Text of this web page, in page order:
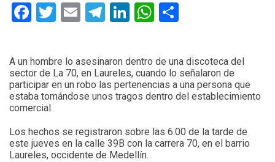
Facebook
Twitter
EmailTelegram
LinkedIn
WhatsApp
A un hombre lo asesinaron dentro de una discoteca del
sector de La 70, en Laureles, cuando lo señalaron de
participar en un robo las pertenencias a una persona que
estaba tomándose unos tragos dentro del establecimiento
comercial.
Los hechos se registraron sobre las 6:00 de la tarde de
este jueves en la calle 39B con la carrera 70, en el barrio
Laureles, occidente de Medellín.